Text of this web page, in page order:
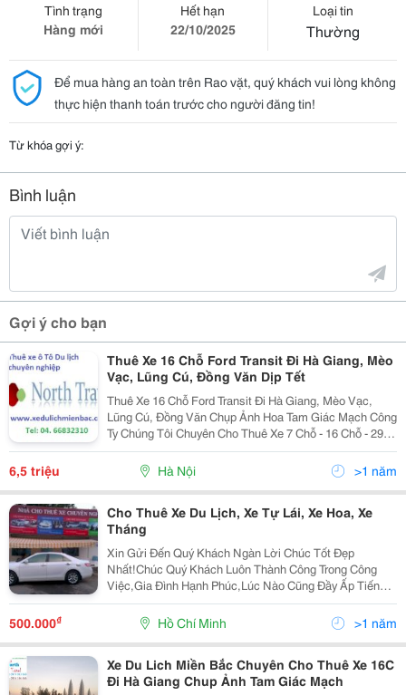
Tình trạng
Hàng mới
Hết hạn
22/10/2025
Loại tin
Thường
Để mua hàng an toàn trên Rao vặt, quý khách vui lòng không
thực hiện thanh toán trước cho người đăng tin!
Từ khóa gợi ý:
Bình luận
Gợi ý cho bạn
Thuê Xe 16 Chỗ Ford Transit Đi Hà Giang, Mèo
Vạc, Lũng Cú, Đồng Văn Dịp Tết
Thuê Xe 16 Chỗ Ford Transit Đi Hà Giang, Mèo Vạc,
Lũng Cú, Đồng Văn Chụp Ảnh Hoa Tam Giác Mạch Công
Ty Chúng Tôi Chuyên Cho Thuê Xe 7 Chỗ - 16 Chỗ - 29
Chỗ - 35 Chỗ - 45 Chỗ Đời Mới, Lái Xe Chuyên Nghiệp
Chắc Chắn Sẽ Đáp Ứng Mọi Nhu Cầu Thuê Xe Củ
6,5 triệu Hà Nội >1 năm
Cho Thuê Xe Du Lịch, Xe Tự Lái, Xe Hoa, Xe
Tháng
Xin Gửi Đến Quý Khách Ngàn Lời Chúc Tốt Đẹp
Nhất!Chúc Quý Khách Luôn Thành Công Trong Công
Việc,Gia Đình Hạnh Phúc,Lúc Nào Cũng Đầy Ấp Tiếng
Cười!Chúc Kinh Tế Gia Đình Ngày Càng Khấm Khá Để
Quý Khách Được Thỏa Niềm Đam Mê Đi Chu Du Bốn
Bể Bên Cạnh Nh
500.000₫ Hồ Chí Minh >1 năm
Xe Du Lich Miền Bắc Chuyên Cho Thuê Xe 16C
Đi Hà Giang Chup Ảnh Tam Giác Mạch